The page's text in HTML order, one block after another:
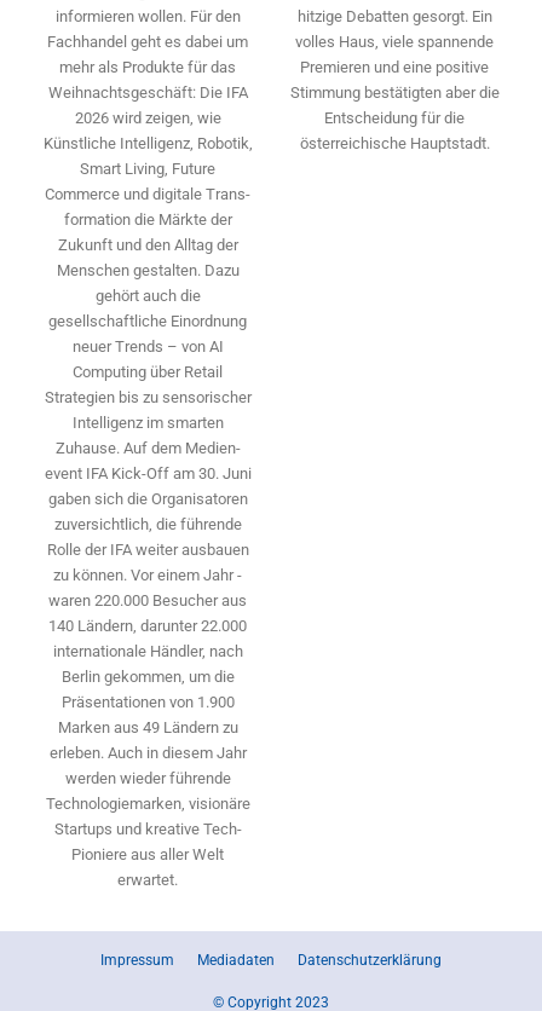
informieren wollen. Für den
Fachhandel geht es dabei um
mehr als Produkte für das
Weihnachtsgeschäft: Die IFA
2026 wird ­zeigen, wie
Künstliche Intelligenz, Robotik,
Smart Living, Future
Commerce und digitale Trans­
formation die Märkte der
Zukunft und den Alltag der
Menschen gestalten. Dazu
gehört auch die
gesellschaftliche Einordnung
neuer Trends – von AI
Computing über Retail
Strategien bis zu sensorischer
Intelligenz im smarten
Zuhause. Auf dem Medien­
event IFA Kick-Off am 30. Juni
gaben sich die Organisatoren
zuversichtlich, die führende
Rolle der IFA weiter ausbauen
zu können. Vor einem Jahr ­
waren 220.000 Besucher aus
140 ­Ländern, ­darunter 22.000
internationale Händler, nach
Berlin gekommen, um die
Präsen­tationen von 1.900
Marken aus 49 Ländern zu
erleben. Auch in diesem Jahr
werden wieder führende
Technologiemarken, visionäre
Startups und ­kreative Tech-
Pioniere aus aller Welt
erwartet.
hitzige Debatten gesorgt. Ein
volles Haus, viele spannende
Premieren und eine positive
Stimmung bestätigten aber die
Entscheidung für die
österreichische Hauptstadt.
Impressum Mediadaten Datenschutzerklärung
© Copyright 2023